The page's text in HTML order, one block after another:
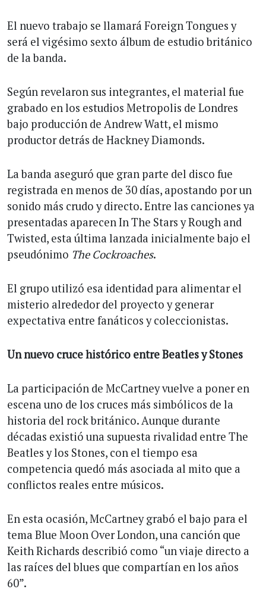
El nuevo trabajo se llamará Foreign Tongues y
será el vigésimo sexto álbum de estudio británico
de la banda.
Según revelaron sus integrantes, el material fue
grabado en los estudios Metropolis de Londres
bajo producción de Andrew Watt, el mismo
productor detrás de Hackney Diamonds.
La banda aseguró que gran parte del disco fue
registrada en menos de 30 días, apostando por un
sonido más crudo y directo. Entre las canciones ya
presentadas aparecen In The Stars y Rough and
Twisted, esta última lanzada inicialmente bajo el
pseudónimo The Cockroaches.
El grupo utilizó esa identidad para alimentar el
misterio alrededor del proyecto y generar
expectativa entre fanáticos y coleccionistas.
Un nuevo cruce histórico entre Beatles y Stones
La participación de McCartney vuelve a poner en
escena uno de los cruces más simbólicos de la
historia del rock británico. Aunque durante
décadas existió una supuesta rivalidad entre The
Beatles y los Stones, con el tiempo esa
competencia quedó más asociada al mito que a
conflictos reales entre músicos.
En esta ocasión, McCartney grabó el bajo para el
tema Blue Moon Over London, una canción que
Keith Richards describió como “un viaje directo a
las raíces del blues que compartían en los años
60”.